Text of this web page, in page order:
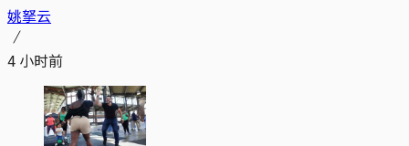
姚拏云
4 小时前